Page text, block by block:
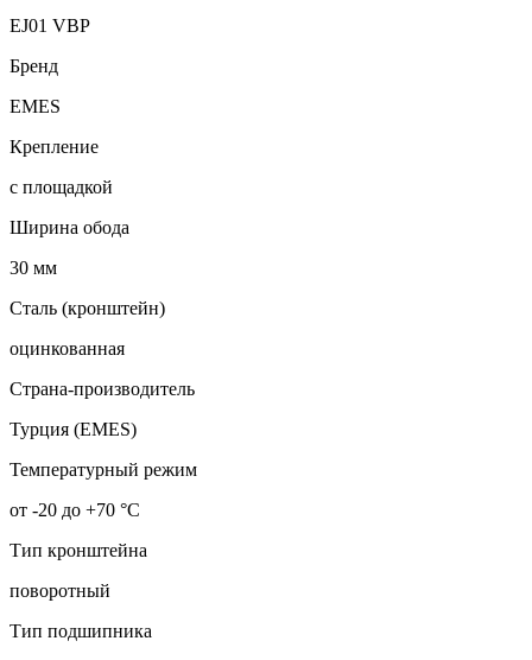
EJ01 VBP
Бренд
EMES
Крепление
с площадкой
Ширина обода
30 мм
Сталь (кронштейн)
оцинкованная
Страна-производитель
Турция (EMES)
Температурный режим
от -20 до +70 °С
Тип кронштейна
поворотный
Тип подшипника